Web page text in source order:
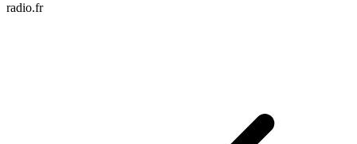
radio.fr